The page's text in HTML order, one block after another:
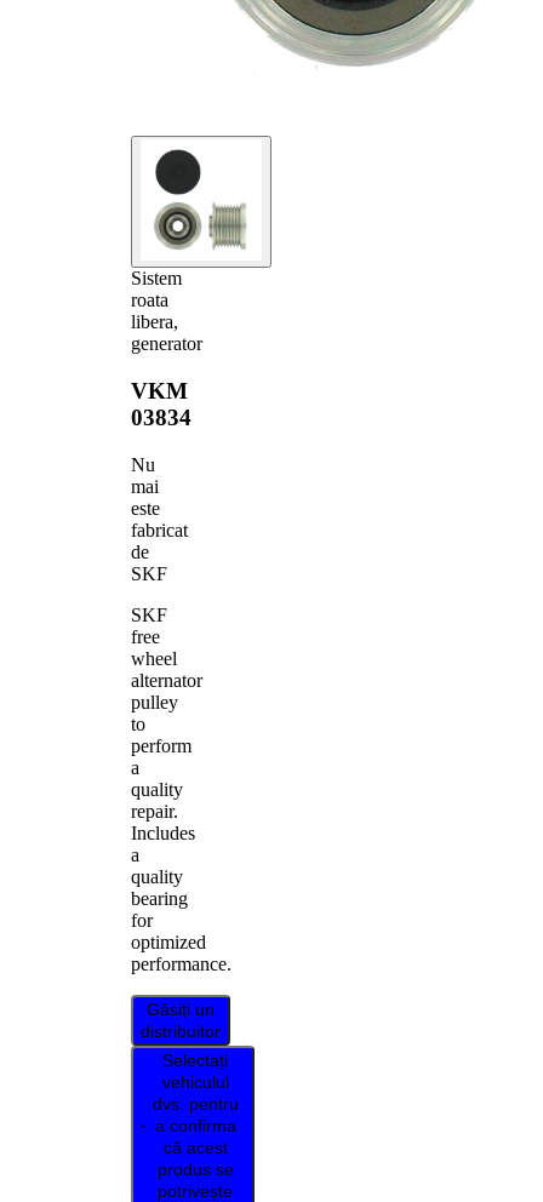
Sistem
roata
libera,
generator
VKM
03834
Nu
mai
este
fabricat
de
SKF
SKF
free
wheel
alternator
pulley
to
perform
a
quality
repair.
Includes
a
quality
bearing
for
optimized
performance.
Găsiți un
distribuitor
Selectați
vehiculul
dvs. pentru
a confirma
că acest
produs se
potrivește